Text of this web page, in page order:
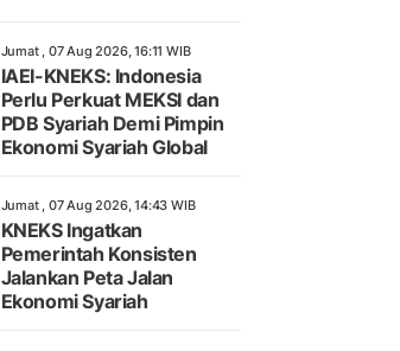
Jumat , 07 Aug 2026, 16:11 WIB
IAEI-KNEKS: Indonesia
Perlu Perkuat MEKSI dan
PDB Syariah Demi Pimpin
Ekonomi Syariah Global
Jumat , 07 Aug 2026, 14:43 WIB
KNEKS Ingatkan
Pemerintah Konsisten
Jalankan Peta Jalan
Ekonomi Syariah